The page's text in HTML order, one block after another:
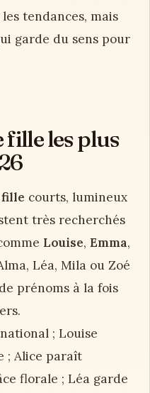
tendances, mais
garde du sens pour
fille les plus
fille courts, lumineux
très recherchés
Louise, Emma,
Léa, Mila ou Zoé
prénoms à la fois
; Louise
; Alice paraît
florale ; Léa garde